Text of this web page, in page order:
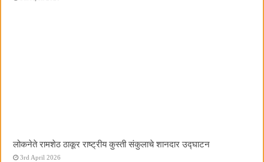
लोकनेते रामशेठ ठाकूर राष्ट्रीय कुस्ती संकुलाचे शानदार उद्घाटन
3rd April 2026